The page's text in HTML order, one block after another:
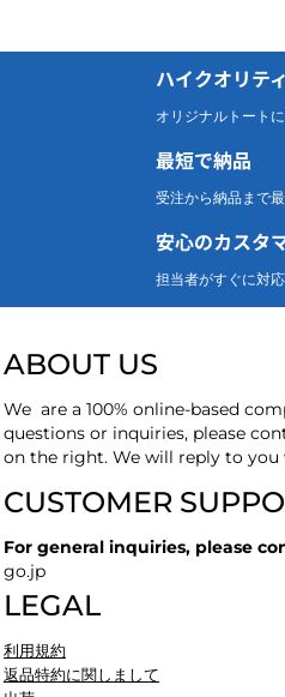
ハイクオリテ
オリジナルトート
最短で納品
受注から納品まで
安心のカスタ
担当者がすぐに対応
ABOUT US
We are a 100% online-based
questions or inquiries, please
on the right. We will reply to you
CUSTOMER
For general inquiries, please
go.jp
LEGAL
利用規約
返品特約に関しまして